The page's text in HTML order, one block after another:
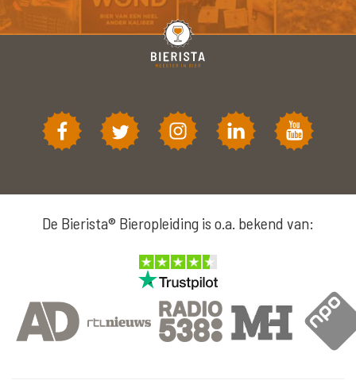
De Bierista® Bieropleiding is o.a. bekend van: